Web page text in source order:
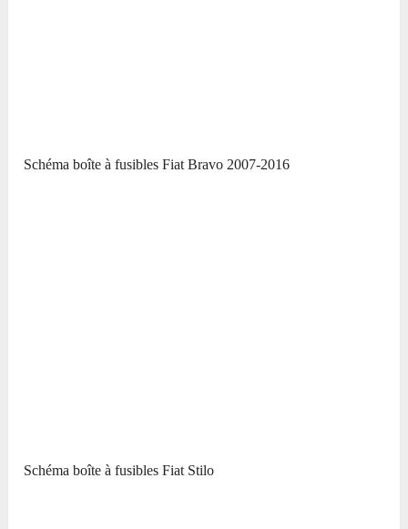
Schéma boîte à fusibles Fiat Bravo 2007-2016
Schéma boîte à fusibles Fiat Stilo